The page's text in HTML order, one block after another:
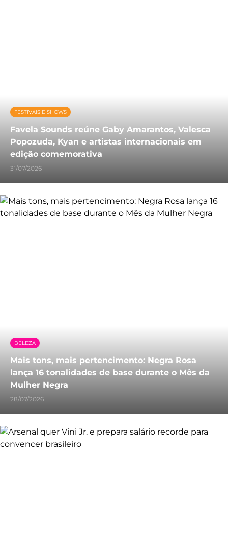
FESTIVAIS E SHOWS
Favela Sounds reúne Gaby Amarantos, Valesca
Popozuda, Kyan e artistas internacionais em
edição comemorativa
31/07/2026
BELEZA
Mais tons, mais pertencimento: Negra Rosa
lança 16 tonalidades de base durante o Mês da
Mulher Negra
28/07/2026